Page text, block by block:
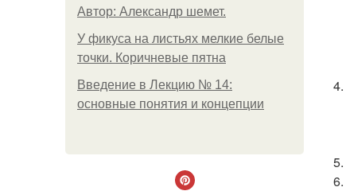
Автор: Александр шемет.
У фикуса на листьях мелкие белые
точки. Коричневые пятна
Введение в Лекцию № 14:
основные понятия и концепции